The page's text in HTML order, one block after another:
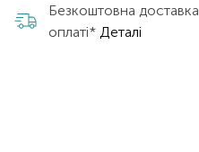
Безкоштовна
оплаті* Деталі